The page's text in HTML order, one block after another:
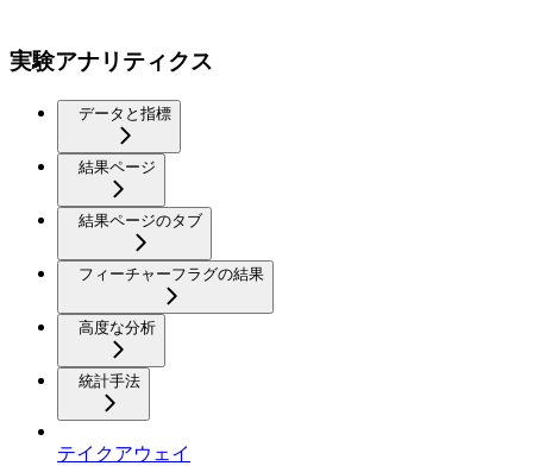
実験アナリティクス
データと指標
結果ページ
結果ページのタブ
フィーチャーフラグの結果
高度な分析
統計手法
テイクアウェイ